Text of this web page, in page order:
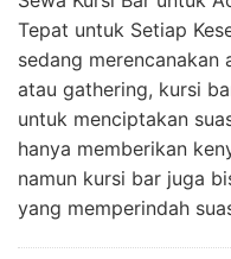
Tepat untuk Setiap
sedang merencanakan
atau gathering, kursi
untuk menciptakan
hanya memberikan
namun kursi bar juga
yang memperindah